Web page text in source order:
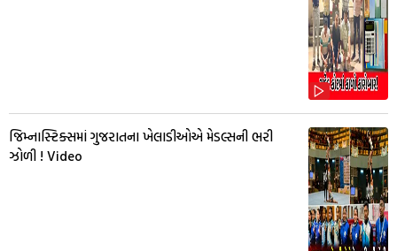
જિમ્નાસ્ટિક્સમાં ગુજરાતના ખેલાડીઓએ મેડલ્સની ભરી
ઝોળી ! Video